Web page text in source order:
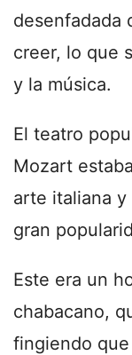
desenfadada
creer, lo que
y la música.
El teatro
Mozart
arte italiana
gran
Este era un
chabacano,
fingiendo